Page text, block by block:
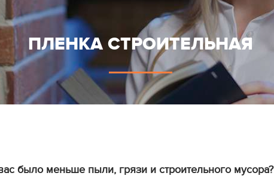
ПЛЕНКА СТРОИТЕЛЬНАЯ
было меньше пыли, грязи и строительного мусора?